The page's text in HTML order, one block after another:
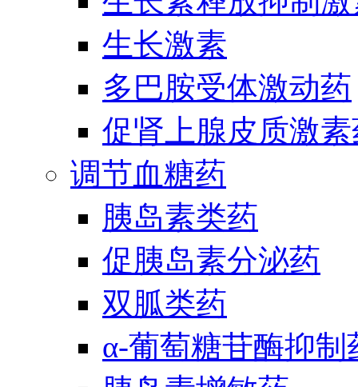
生长激素
多巴胺受体激动药
促肾上腺皮质激
调节血糖药
胰岛素类药
促胰岛素分泌药
双胍类药
α-葡萄糖苷酶抑制